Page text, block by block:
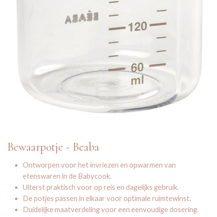
Bewaarpotje - Beaba
Ontworpen voor het invriezen en opwarmen van
etenswaren in de Babycook.
Uiterst praktisch voor op reis en dagelijks gebruik.
De potjes passen in elkaar voor optimale ruimtewinst.
Duidelijke maatverdeling voor een eenvoudige dosering.